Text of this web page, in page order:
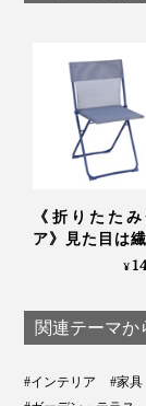
《折りたた
ア》見た目は繊
のに、水や紫
¥
関連テーマか
#インテリア #家具